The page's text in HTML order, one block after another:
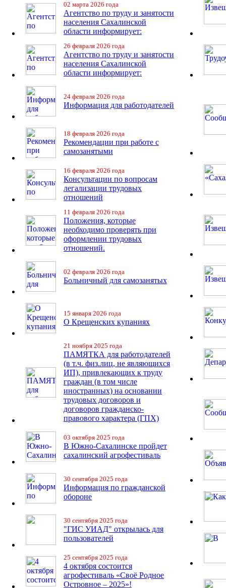
02 марта 2026 года
Агентство по труду и занятости
населения Сахалинской
области информирует:
26 февраля 2026 года
Агентство по труду и занятости
населения Сахалинской
области информирует:
24 февраля 2026 года
Информация для работодателей
18 февраля 2026 года
Рекомендации при работе с
самозанятыми
16 февраля 2026 года
Консультации по вопросам
легализации трудовых
отношений
11 февраля 2026 года
Положения, которые
необходимо проверять при
оформлении трудовых
отношений.
02 февраля 2026 года
Больничный для самозанятых
15 января 2026 года
О Крещенских купаниях
21 ноября 2025 года
ПАМЯТКА для работодателей
(в т.ч. физ.лиц, не являющихся
ИП), привлекающих к труду
граждан (в том числе
иностранных) на основании
трудовых договоров и
договоров гражданско-
правового характера (ГПХ)
03 октября 2025 года
В Южно-Сахалинске пройдет
сахалинский агрофестиваль
30 сентября 2025 года
Информация по гражданской
обороне
30 сентября 2025 года
"ГИС УИАД" открылась для
пользователей
25 сентября 2025 года
4 октября состоится
агрофестиваль «Своё Родное
Островное – 2025»!